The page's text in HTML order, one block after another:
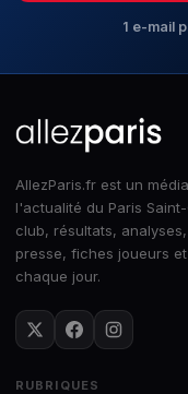
1 e-mail
AllezParis.fr est un
l'actualité du Paris
club, résultats,
presse, fiches joueurs
chaque jour.
RUBRIQUES